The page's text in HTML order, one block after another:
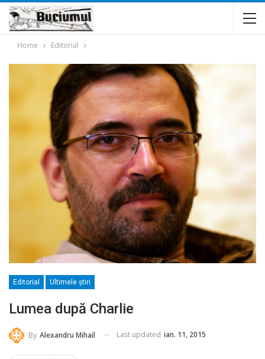
Home Editorial
Editorial Ultimele ştiri
Lumea după Charlie
By Alexandru Mihail Last updated ian. 11, 2015